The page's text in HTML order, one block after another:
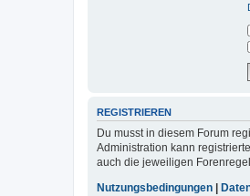
REGISTRIEREN
Du musst in diesem Forum
Administration kann
auch die jeweiligen
Nutzungsbedingungen